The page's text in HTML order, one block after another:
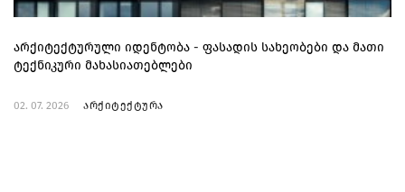
არქიტექტურული იდენტობა - ფასადის სახეობები და მათი
ტექნიკური მახასიათებლები
02. 07. 2026 არქიტექტურა